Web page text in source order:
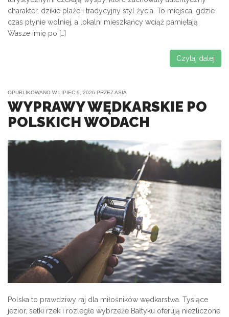
charakter, dzikie plaże i tradycyjny styl życia. To miejsca, gdzie
czas płynie wolniej, a lokalni mieszkańcy wciąż pamiętają
Wasze imię po […]
Czytaj dalej
OPUBLIKOWANO WLIPIEC 9, 2026 PRZEZASIA
WYPRAWY WĘDKARSKIE PO
POLSKICH WODACH
Polska to prawdziwy raj dla miłośników wędkarstwa. Tysiące
jezior, setki rzek i rozległe wybrzeże Bałtyku oferują niezliczone